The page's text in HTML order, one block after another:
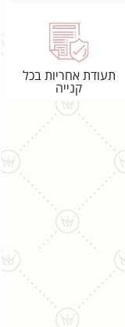
תעודת אחריות בכל
קנייה